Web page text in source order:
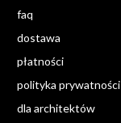
faq
dostawa
płatności
polityka prywatności
dla architektów